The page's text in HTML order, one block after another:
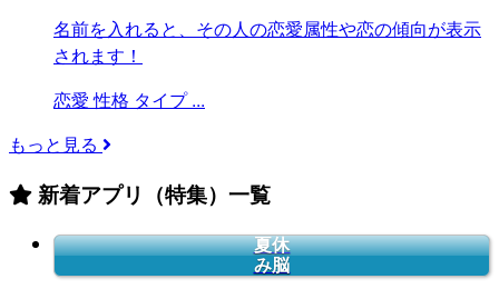
名前を入れると、その人の恋愛属性や恋の傾向が表示
されます！
恋愛 性格 タイプ ...
もっと見る
新着アプリ（特集）一覧
夏休
み脳